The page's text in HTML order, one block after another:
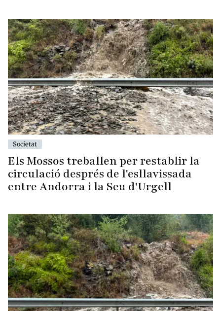
Societat
Els Mossos treballen per restablir la
circulació després de l'esllavissada
entre Andorra i la Seu d'Urgell